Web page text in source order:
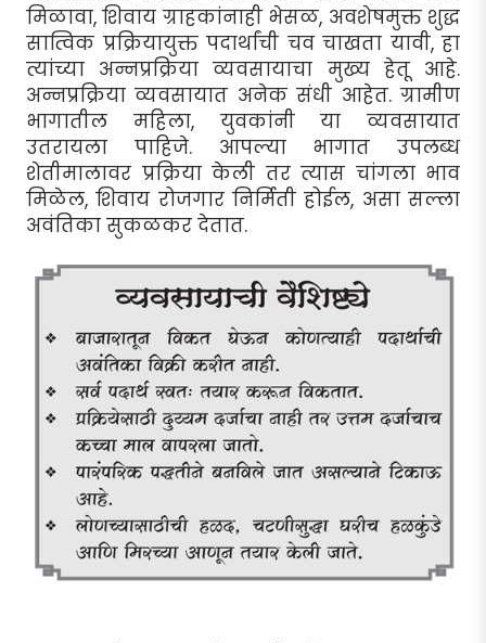
मिळावा, शिवाय ग्राहकांनाही भेसळ, अवशेषमुक्त शुद्ध
सात्विक प्रक्रियायुक्त पदार्थांची चव चाखता यावी, हा
त्यांच्या अन्नप्रक्रिया व्यवसायाचा मुख्य हेतू आहे.
अन्नप्रक्रिया व्यवसायात अनेक संधी आहेत. ग्रामीण
भागातील महिला, युवकांनी या व्यवसायात
उतरायला पाहिजे. आपल्या भागात उपलब्ध
शेतीमालावर प्रक्रिया केली तर त्यास चांगला भाव
मिळेल, शिवाय रोजगार निर्मिती होईल, असा सल्ला
अवंतिका सुकळकर देतात.